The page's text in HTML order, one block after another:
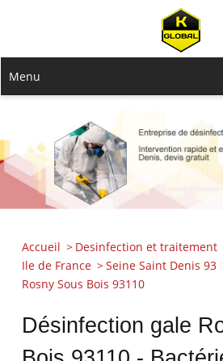
Menu
Accueil Desinfection et traitement
Ile de France
Seine Saint Denis 93
Rosny Sous Bois 93110
Désinfection gale